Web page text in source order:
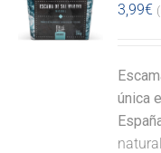
3,99€
única